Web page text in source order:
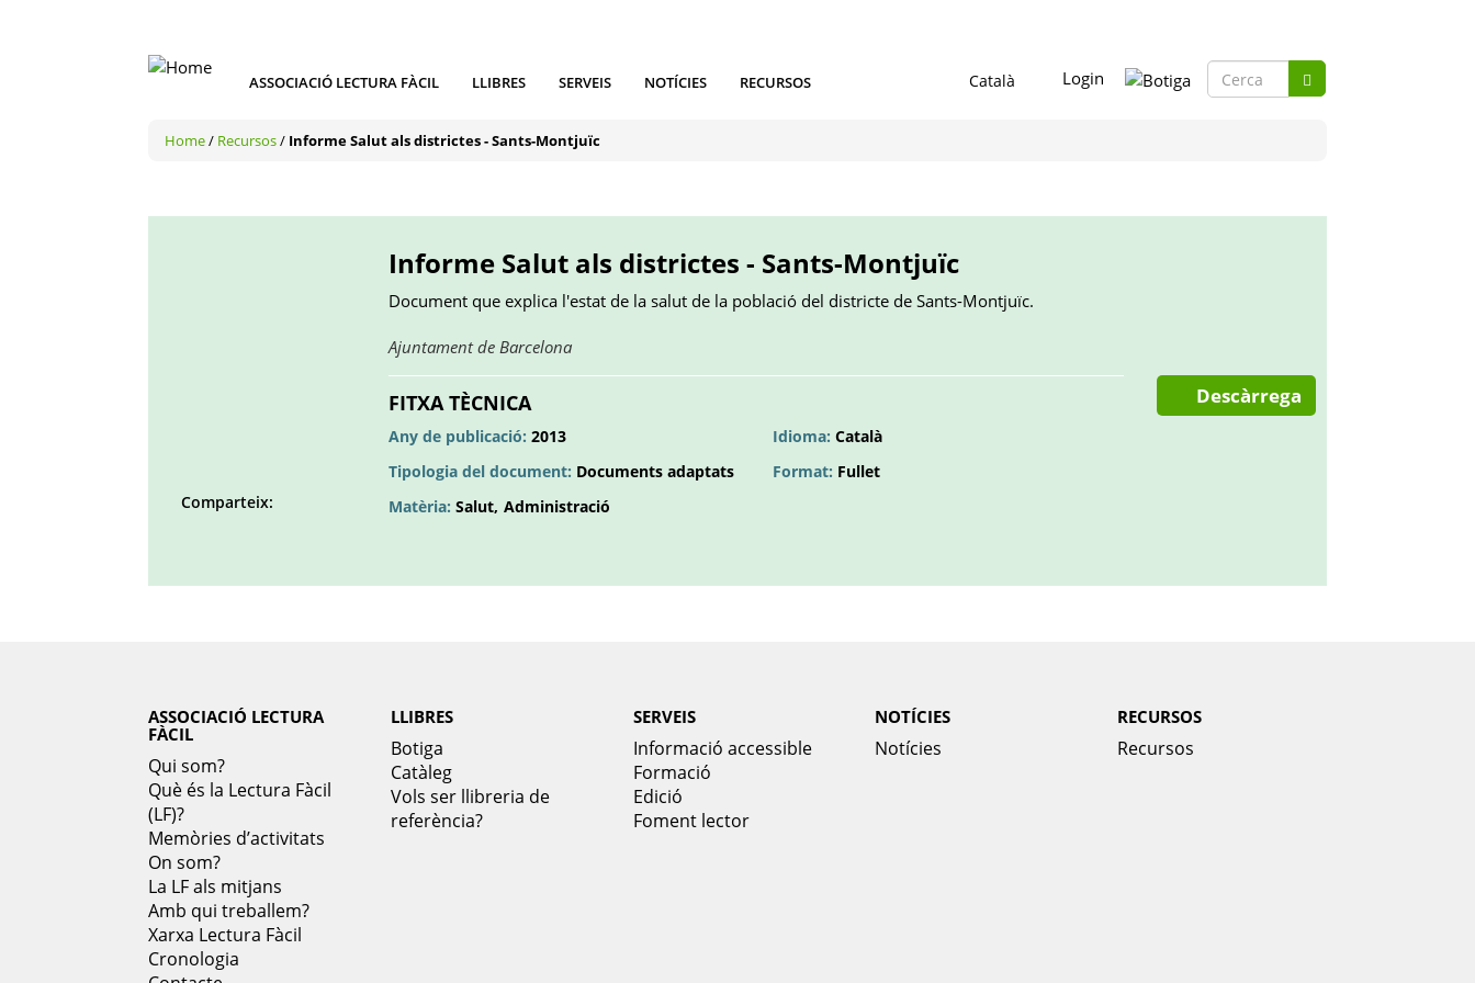
ASSOCIACIÓ LECTURA FÀCIL LLIBRES SERVEIS NOTÍCIES RECURSOS Login
Formulari
Home/ Recursos/ Informe Salut als districtes - Sants-Montjuïc
Comparteix:
()
Informe Salut als districtes - Sants-Montjuïc
Document que explica l'estat de la salut de la població del districte de Sants-Montjuïc.
Ajuntament de BarcelonaObre
en
FITXA TÈCNICA
Any de publicació: 2013
Tipologia del document: Documents adaptats
Matèria: Salut Administració
Idioma: Català
Format: Fullet
Descàrrega
ASSOCIACIÓ LECTURA
FÀCIL
Qui som?
Què és la Lectura Fàcil
(LF)?
Memòries d’activitats
On som?
La LF als mitjans
Amb qui treballem?
Xarxa Lectura Fàcil
Cronologia
LLIBRES
Botiga
Catàleg
Vols ser llibreria de
referència?
SERVEIS
Informació accessible
Formació
Edició
Foment lector
NOTÍCIES
Notícies
RECURSOS
Recursos